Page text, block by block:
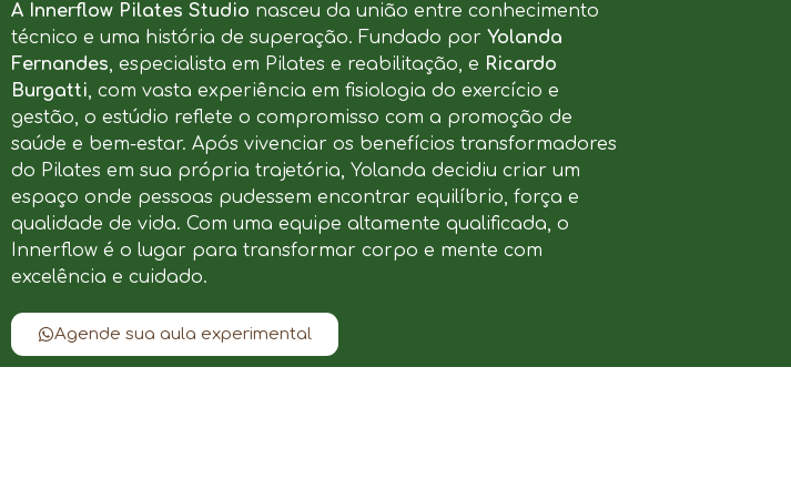
A Innerflow Pilates Studio nasceu da união entre conhecimento
técnico e uma história de superação. Fundado por Yolanda
Fernandes, especialista em Pilates e reabilitação, e Ricardo
Burgatti, com vasta experiência em fisiologia do exercício e
gestão, o estúdio reflete o compromisso com a promoção de
saúde e bem-estar. Após vivenciar os benefícios transformadores
do Pilates em sua própria trajetória, Yolanda decidiu criar um
espaço onde pessoas pudessem encontrar equilíbrio, força e
qualidade de vida. Com uma equipe altamente qualificada, o
Innerflow é o lugar para transformar corpo e mente com
excelência e cuidado.
Agende sua aula experimental